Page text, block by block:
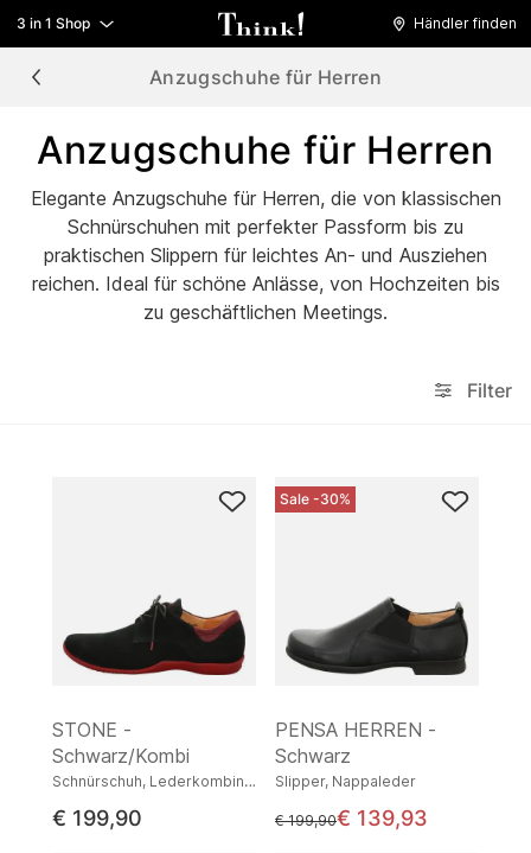
3 in 1 Shop Händler finden
Anzugschuhe für Herren
Anzugschuhe für Herren
Elegante Anzugschuhe für Herren, die von klassischen
Schnürschuhen mit perfekter Passform bis zu
praktischen Slippern für leichtes An- und Ausziehen
reichen. Ideal für schöne Anlässe, von Hochzeiten bis
zu geschäftlichen Meetings.
Filter
STONE -
Schwarz/Kombi
Schnürschuh, Lederkombination
€ 199,90
Sale -30%
PENSA HERREN -
Schwarz
Slipper, Nappaleder
statt
€ 199,90€ 139,93